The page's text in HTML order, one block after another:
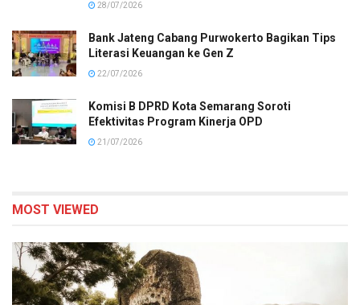
28/07/2026
Bank Jateng Cabang Purwokerto Bagikan Tips
Literasi Keuangan ke Gen Z
22/07/2026
Komisi B DPRD Kota Semarang Soroti
Efektivitas Program Kinerja OPD
21/07/2026
MOST VIEWED